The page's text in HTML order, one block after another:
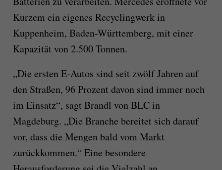
Kurzem ein eigenes Recyclingwerk in
Kuppenheim, Baden-Württemberg, mit einer
Kapazität von 2.500 Tonnen.
„Die ersten E-Autos sind seit zwölf Jahren auf
den Straßen, 96 Prozent davon sind immer noch
im Einsatz“, sagt Brandl von BLC in
Magdeburg. „Die Branche bereitet sich darauf
vor, dass die Mengen bald vom Markt
zurückkommen.“ Eine besondere